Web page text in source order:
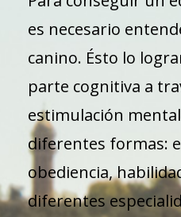
es necesario
canino. Ésto lo
parte cognitiva a
estimulación
diferentes formas:
obediencia,
diferentes